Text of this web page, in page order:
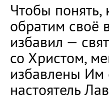
Чтобы понять,
обратим своё
избавил —
со Христом,
избавлены Им
настоятель